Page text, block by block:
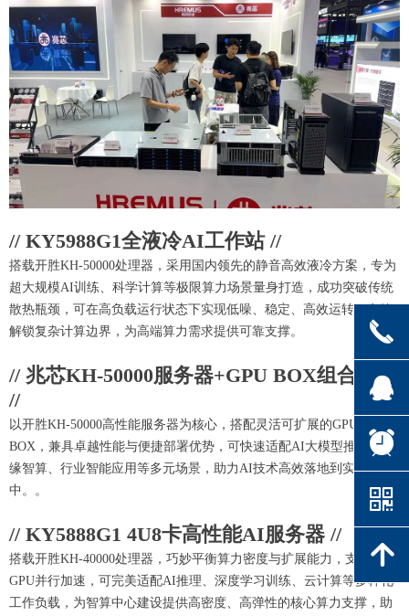
// KY5988G1全液冷AI工作站 //
搭载开胜KH-50000处理器，采用国内领先的静音高效液冷方案，专为
超大规模AI训练、科学计算等极限算力场景量身打造，成功突破传统
散热瓶颈，可在高负载运行状态下实现低噪、稳定、高效运转，有效
解锁复杂计算边界，为高端算力需求提供可靠支撑。
// 兆芯KH-50000服务器+GPU BOX组合方案
//
以开胜KH-50000高性能服务器为核心，搭配灵活可扩展的GPU
BOX，兼具卓越性能与便捷部署优势，可快速适配AI大模型推理、边
缘智算、行业智能应用等多元场景，助力AI技术高效落地到实际应用
中。。
// KY5888G1 4U8卡高性能AI服务器 //
搭载开胜KH-40000处理器，巧妙平衡算力密度与扩展能力，支持多
GPU并行加速，可完美适配AI推理、深度学习训练、云计算等多样化
工作负载，为智算中心建设提供高密度、高弹性的核心算力支撑，助
끅
뀩
뀥
낃
녕